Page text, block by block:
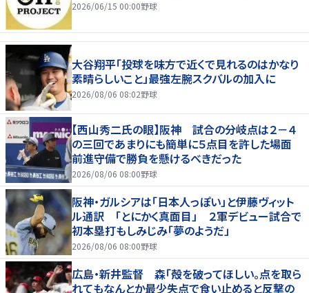
2026/06/15 00:00野球
大谷翔平「投球を味方で近くで見れるのはかなり
素晴らしいこと」最強左腕スクバルの加入に
2026/08/06 08:02野球
【西山秀二氏の眼】阪神 試合の分岐点は２－４
の三回であまりにも簡単に５点目を許した場面
前進守備で勝負を懸けるべきだった
2026/08/06 08:00野球
阪神・ガルシアは「日本人っぽい」と伊藤ヴィット
ル通訳 「とにかく真面目」 ２軍デビュー試合で
初本塁打もしみじみ「夢のようだ」
2026/08/06 08:00野球
広島・新井監督 森「殻を破ってほしい。点を取ら
れてもなんとか最少失点で食い止めると反撃の